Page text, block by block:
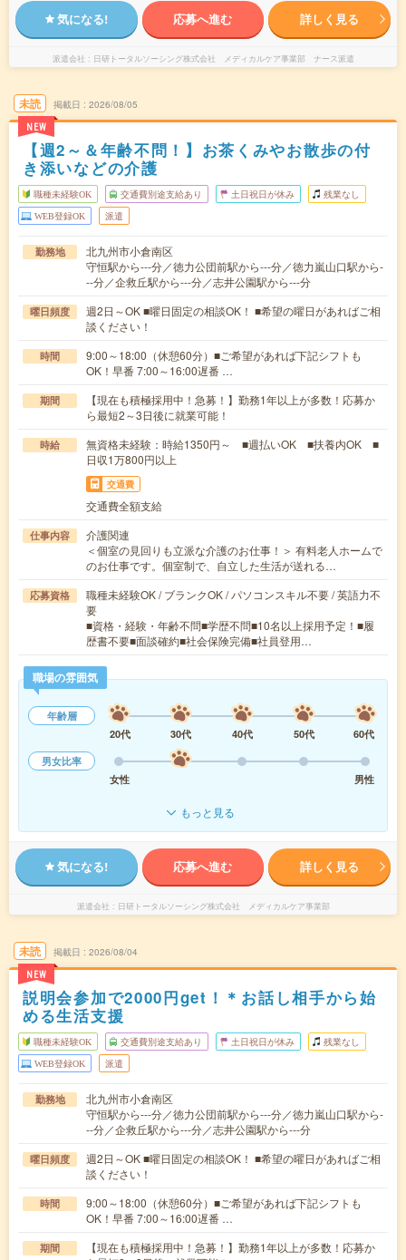
気になる! 応募へ進む 詳しく見る
派遣会社 日研トータルソーシング株式会社 メディカルケア事業部 ナース派遣
未読
NEW
掲載日 2026/08/05
【週2～＆年齢不問！】お茶くみやお散歩の付
き添いなどの介護
職種未経験OK 交通費別途支給あり 土日祝日が休み 残業なし
WEB登録OK 派遣
勤務地
北九州市小倉南区
守恒駅から---分／徳力公団前駅から---分／徳力嵐山口駅から-
--分／企救丘駅から---分／志井公園駅から---分
曜日頻度
週2日～OK ■曜日固定の相談OK！ ■希望の曜日があればご相
談ください！
時間
9:00～18:00（休憩60分）■ご希望があれば下記シフトも
OK！早番 7:00～16:00遅番 …
期間
【現在も積極採用中！急募！】勤務1年以上が多数！応募か
ら最短2～3日後に就業可能！
時給
無資格未経験：時給1350円～ ■週払いOK ■扶養内OK ■
日収1万800円以上
交通費
交通費全額支給
仕事内容
介護関連
＜個室の見回りも立派な介護のお仕事！＞ 有料老人ホームで
のお仕事です。個室制で、自立した生活が送れる…
応募資格
職種未経験OK / ブランクOK / パソコンスキル不要 / 英語力不
要
■資格・経験・年齢不問■学歴不問■10名以上採用予定！■履
歴書不要■面談確約■社会保険完備■社員登用…
職場の雰囲気
年齢層
20代
30代 40代 50代
60代
男女比率
女性
男性
もっと見る
気になる! 応募へ進む 詳しく見る
派遣会社 日研トータルソーシング株式会社 メディカルケア事業部
未読
NEW
掲載日 2026/08/04
説明会参加で2000円get！＊お話し相手から始
める生活支援
職種未経験OK 交通費別途支給あり 土日祝日が休み 残業なし
WEB登録OK 派遣
勤務地
北九州市小倉南区
守恒駅から---分／徳力公団前駅から---分／徳力嵐山口駅から-
--分／企救丘駅から---分／志井公園駅から---分
曜日頻度
週2日～OK ■曜日固定の相談OK！ ■希望の曜日があればご相
談ください！
時間
9:00～18:00（休憩60分）■ご希望があれば下記シフトも
OK！早番 7:00～16:00遅番 …
期間
【現在も積極採用中！急募！】勤務1年以上が多数！応募か